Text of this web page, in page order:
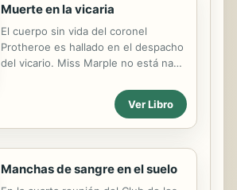
Muerte en la vicaria
El cuerpo sin vida del coronel
Protheroe es hallado en el despacho
del vicario. Miss Marple no está nada
investigaciones que realiza la policía,
y considera que esa muerte
beneficia a más de una persona en el
los principales sospechosos.
Ver Libro
Manchas de sangre en el suelo